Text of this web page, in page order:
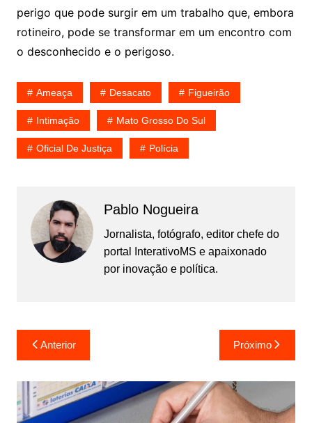
perigo que pode surgir em um trabalho que, embora
rotineiro, pode se transformar em um encontro com
o desconhecido e o perigoso.
Ameaça Desacato Figueirão
Intimação Mato Grosso Do Sul
Oficial De Justiça Polícia
Pablo Nogueira
Jornalista, fotógrafo, editor chefe do
portal InterativoMS e apaixonado
por inovação e política.
Navegação
de
Post
Anterior Próximo